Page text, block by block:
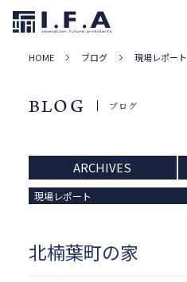
HOME ブログ 現場レポート
BLOG ブログ
ARCHIVES
現場レポート
北楠葉町の家